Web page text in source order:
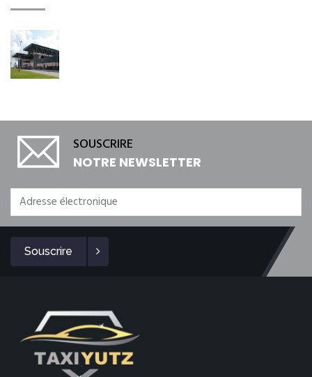
SOUSCRIRE
NOTRE NEWSLETTER
Souscrire